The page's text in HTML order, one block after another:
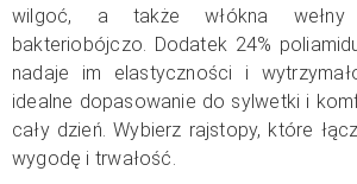
wilgoć, a także włókna wełny
bakteriobójczo. Dodatek 24%
nadaje im elastyczności i
idealne dopasowanie do sylwetki i
cały dzień. Wybierz rajstopy, które
wygodę i trwałość.